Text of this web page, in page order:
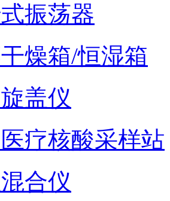
振荡器
燥箱/恒湿箱
盖仪
疗核酸采样站
合仪